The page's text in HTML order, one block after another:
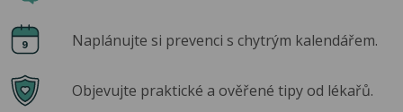
Naplánujte si prevenci s chytrým kalendářem.
Objevujte praktické a ověřené tipy od lékařů.